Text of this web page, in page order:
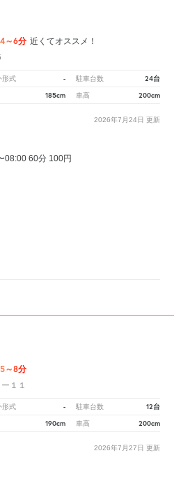
4～6分 近くてオススメ！
形式 - 駐車台数 24台
185cm 車高 200cm
2026年7月24日 更新
08:00 60分 100円
5～8分
１１
形式 - 駐車台数 12台
190cm 車高 200cm
2026年7月27日 更新